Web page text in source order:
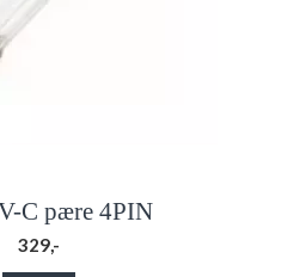
C pære 4PIN
329,-